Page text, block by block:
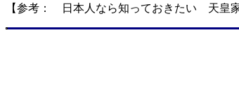
【参考： 日本人なら知っておきたい 天